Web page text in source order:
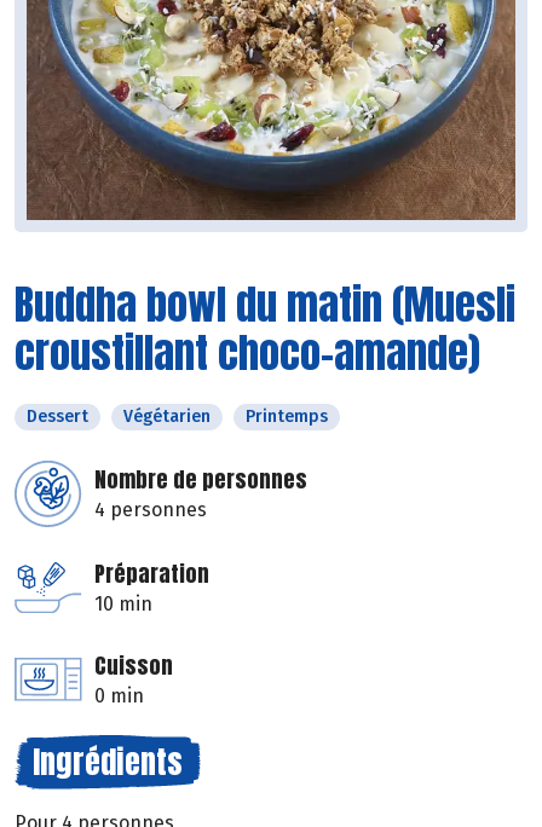
Buddha bowl du matin (Muesli
croustillant choco-amande)
Dessert Végétarien Printemps
Nombre de personnes
4 personnes
Préparation
10 min
Cuisson
0 min
Ingrédients
Pour 4 personnes